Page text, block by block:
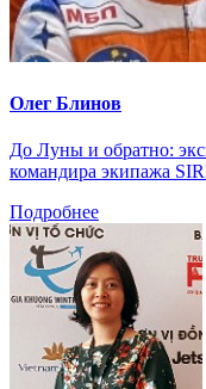
Олег Блинов
До Луны и обратно:
командира экипажа
Подробнее